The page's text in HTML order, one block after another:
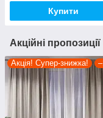
Купити
Акційні
Акція! Супер-знижка!